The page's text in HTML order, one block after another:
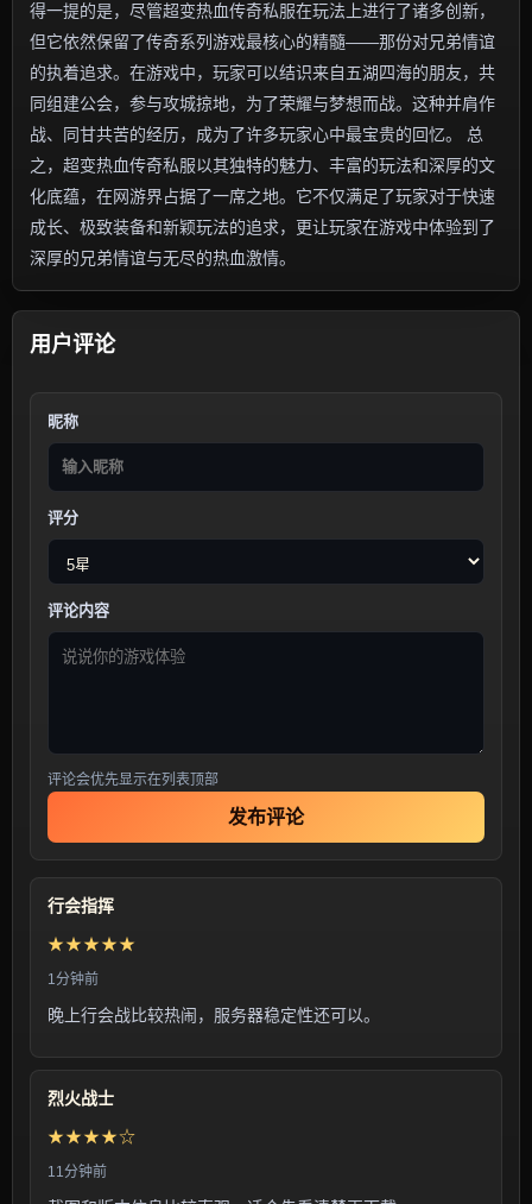
得一提的是，尽管超变热血传奇私服在玩法上进行了诸多创新，
但它依然保留了传奇系列游戏最核心的精髓——那份对兄弟情谊
的执着追求。在游戏中，玩家可以结识来自五湖四海的朋友，共
同组建公会，参与攻城掠地，为了荣耀与梦想而战。这种并肩作
战、同甘共苦的经历，成为了许多玩家心中最宝贵的回忆。 总
之，超变热血传奇私服以其独特的魅力、丰富的玩法和深厚的文
化底蕴，在网游界占据了一席之地。它不仅满足了玩家对于快速
成长、极致装备和新颖玩法的追求，更让玩家在游戏中体验到了
深厚的兄弟情谊与无尽的热血激情。
用户评论
昵称
评分
评论内容
评论会优先显示在列表顶部
发布评论
行会指挥
★★★★★
1分钟前
晚上行会战比较热闹，服务器稳定性还可以。
烈火战士
★★★★☆
11分钟前